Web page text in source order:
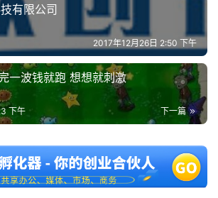
有限公司
2017年12月26日 2:50 下午
一波钱就跑 想想就刺激
下一篇
下午